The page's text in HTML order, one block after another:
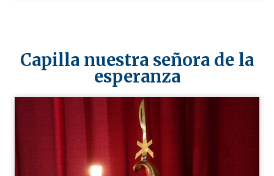
Capilla nuestra señora de la
esperanza